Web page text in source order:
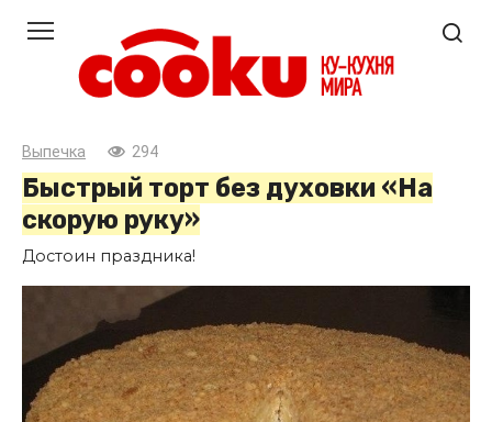
контенту
Выпечка 294
Быстрый торт без духовки «Hа
скорую руку»
Достоин праздника!